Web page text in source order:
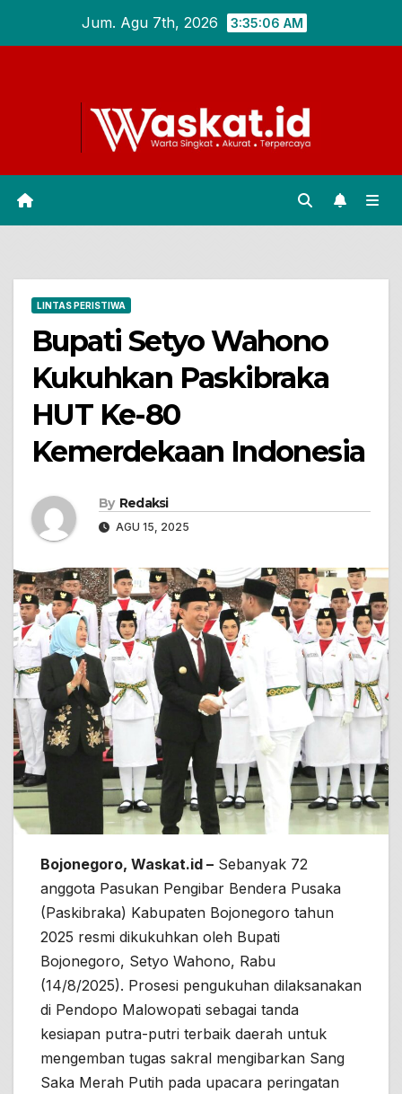
Jum. Agu 7th, 2026 3:35:07 AM
LINTAS PERISTIWA
Bupati Setyo Wahono
Kukuhkan Paskibraka
HUT Ke-80
Kemerdekaan Indonesia
By Redaksi
AGU 15, 2025
Bojonegoro, Waskat.id – Sebanyak 72
anggota Pasukan Pengibar Bendera Pusaka
(Paskibraka) Kabupaten Bojonegoro tahun
2025 resmi dikukuhkan oleh Bupati
Bojonegoro, Setyo Wahono, Rabu
(14/8/2025). Prosesi pengukuhan dilaksanakan
di Pendopo Malowopati sebagai tanda
kesiapan putra-putri terbaik daerah untuk
mengemban tugas sakral mengibarkan Sang
Saka Merah Putih pada upacara peringatan